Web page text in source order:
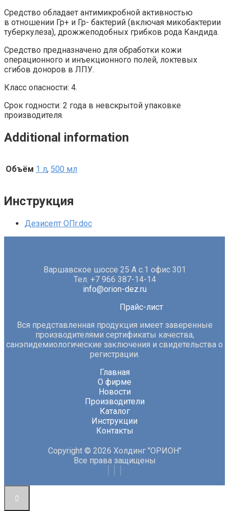
Средство обладает антимикробной активностью
в отношении Гр+ и Гр- бактерий (включая микобактерии
туберкулеза), дрожжеподобных грибков рода Кандида.
Средство предназначено для обработки кожи
операционного и инъекционного полей, локтевых
сгибов доноров в ЛПУ.
Класс опасности: 4.
Срок годности: 2 года в невскрытой упаковке
производителя.
Additional information
Объём 1 л, 500 мл
Инструкция
Дезисепт ОПr.doc
Варшавское шоссе 25 А с.1 офис 301
Тел. +7 966 387-14-14
info@orion-dez.ru
Прайс-лист
Вся представленная продукция имеет заверенные
производителями сертификаты качества,
санэпидемиологические заключения и свидетельства о
регистрации.
Главная
О фирме
Новости
Производители
Каталог
Инструкции
Контакты
Copyright © 2026 Холдинг "ОРИОН"
Все права защищены